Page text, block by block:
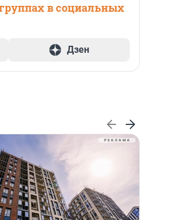
в социальных
Дзен